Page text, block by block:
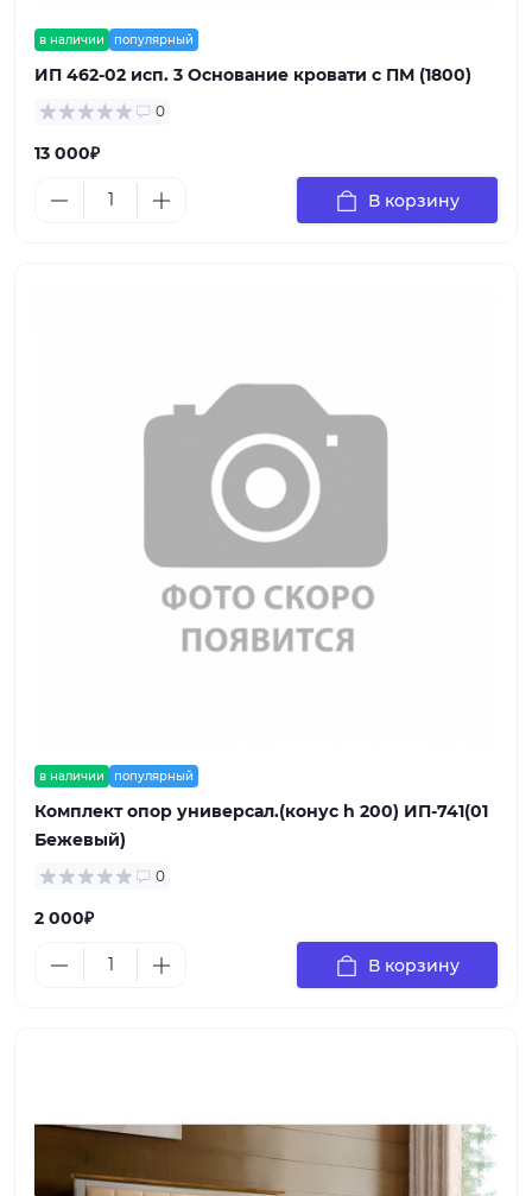
в наличии популярный
ИП 462-02 исп. 3 Основание кровати с ПМ (1800)
0
13 000₽
В корзину
в наличии популярный
Комплект опор универсал.(конус h 200) ИП-741(01
Бежевый)
0
2 000₽
В корзину